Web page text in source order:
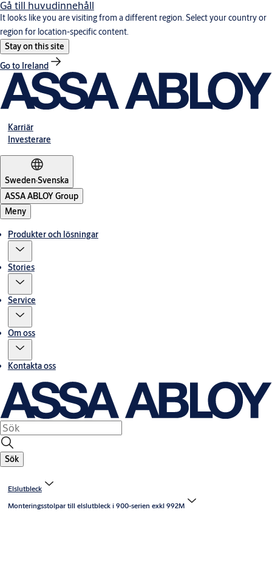
Gå till huvudinnehåll
It looks like you are visiting from a different region. Select your country or
region for location-specific content.
Stay on this site
Go to Ireland
Karriär
Investerare
Sweden·Svenska
ASSA ABLOY Group
Meny
Produkter och lösningar
Stories
Service
Om oss
Kontakta oss
Sök
Elslutbleck
Monteringsstolpar till elslutbleck i 900-serien exkl 992M